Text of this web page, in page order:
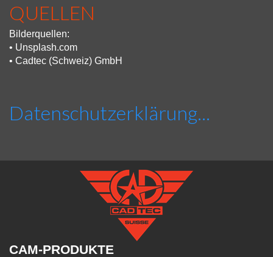
QUELLEN
Bilderquellen:
• Unsplash.com
• Cadtec (Schweiz) GmbH
Datenschutzerklärung...
CAM-PRODUKTE